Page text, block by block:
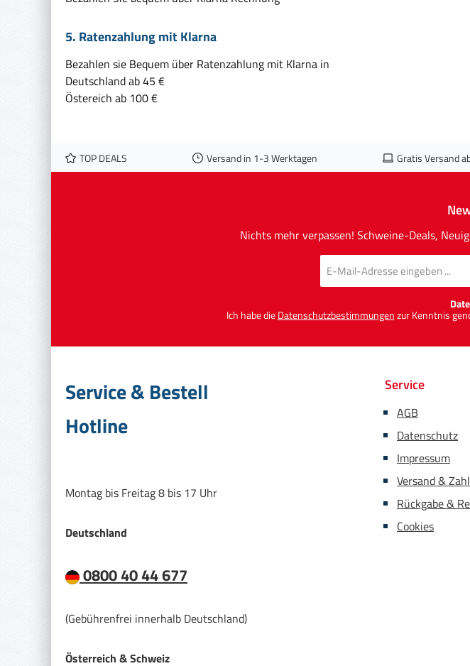
5. Ratenzahlung mit Klarna
Bezahlen sie Bequem über Ratenzahlung mit Klarna in
Deutschland ab 45 €
Östereich ab 100 €
TOP DEALS Versand in 1-3 Werktagen Gratis Versand
Nichts mehr verpassen! Schweine-Deals,
E-
Mail-
Adresse
Ich habe dieDatenschutzbestimmungenzur Kenntnis
Service & Bestell
Hotline
Montag bis Freitag 8 bis 17 Uhr
Deutschland
0800 40 44 677
(Gebührenfrei innerhalb Deutschland)
Österreich & Schweiz
Service
AGB
Datenschutz
Impressum
Versand &
Rückgabe &
Cookies